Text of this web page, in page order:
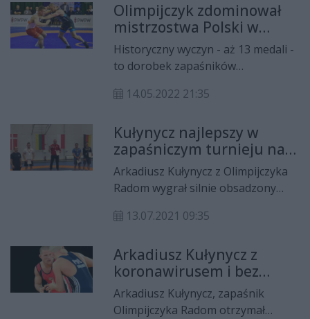
Stambule. Nasz zawodnik wygrał
rywalizację repasażową w zapasach
w stylu klasycznym w kategorii
wagowej do 87 kilogramów.
Olimpijczyk zdominował
mistrzostwa Polski w
Radomiu!
Historyczny wyczyn - aż 13 medali -
to dorobek zapaśników
mistrzostw Polski, które odbyły się
zdobyli aż trzy złote krążki!
14.05.2022 21:35
Kułynycz najlepszy w
zapaśniczym turnieju na
Litwie
Arkadiusz Kułynycz z Olimpijczyka
Radom wygrał silnie obsadzony
W finale reprezentant kraju
Szymona Szymonowicza.
13.07.2021 09:35
Arkadiusz Kułynycz z
koronawirusem i bez
szans walki o olimpijską
kwalifikację
Arkadiusz Kułynycz, zapaśnik
Olimpijczyka Radom otrzymał